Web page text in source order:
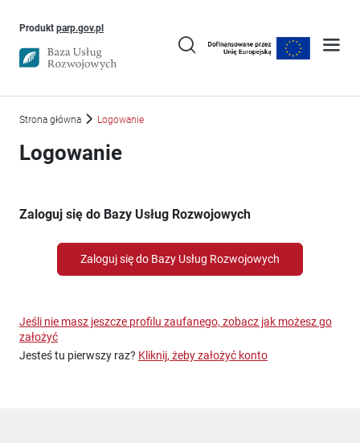
Produkt parp.gov.plUwaga, link otworzy się w nowym oknie
Strona główna Logowanie
Logowanie
Zaloguj się do Bazy Usług Rozwojowych
Zaloguj się do Bazy Usług Rozwojowych
Jeśli nie masz jeszcze profilu zaufanego, zobacz jak możesz go
założyć
Jesteś tu pierwszy raz? Kliknij, żeby założyć konto